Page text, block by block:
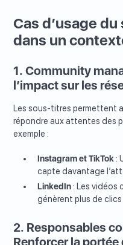
Cas d’usage
dans un
1. Community
l’impact sur les
Les sous-titres permettent
répondre aux attentes des
exemple :
Instagram et TikTok :
capte davantage
LinkedIn : Les vidéos
génèrent plus de clics
2. Responsables
Renforcer la